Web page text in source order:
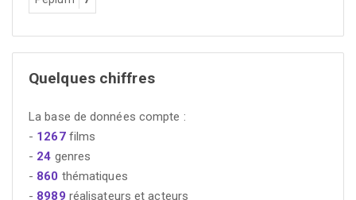
Quelques chiffres
La base de données compte :
- 1267films
- 24 genres
- 860 thématiques
- 8989 réalisateurs et acteurs